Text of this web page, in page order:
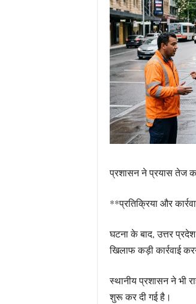
प्रशासन ने प्रयास तेज
**प्रतिक्रिया और
घटना के बाद, उत्तर
खिलाफ कड़ी कार्रवाई
स्थानीय प्रशासन ने भी
शुरू कर दी गई है।